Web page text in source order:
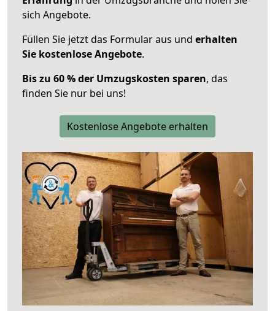
sich Angebote.
Füllen Sie jetzt das Formular aus und erhalten
Sie kostenlose Angebote.
Bis zu 60 % der Umzugskosten sparen, das
finden Sie nur bei uns!
Kostenlose Angebote erhalten